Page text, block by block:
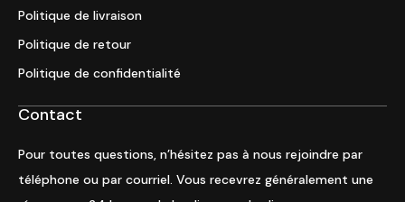
Politique de livraison
Politique de retour
Politique de confidentialité
Contact
Pour toutes questions, n’hésitez pas à nous rejoindre par
téléphone ou par courriel. Vous recevrez généralement une